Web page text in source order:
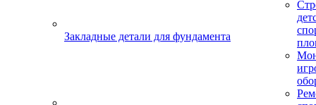
Закладные детали для фундамента